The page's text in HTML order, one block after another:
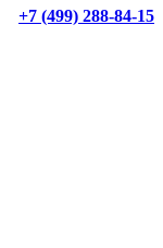
+7 (499) 288-84-15